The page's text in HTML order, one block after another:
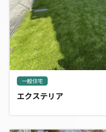
一般住宅
エクステリア